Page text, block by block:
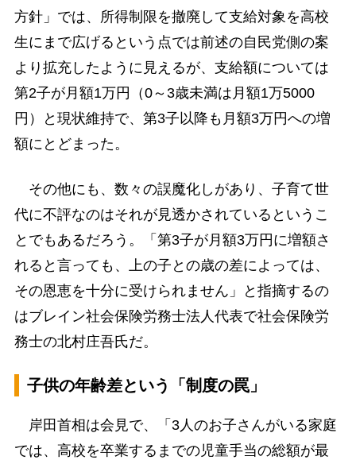
方針」では、所得制限を撤廃して支給対象を高校
生にまで広げるという点では前述の自民党側の案
より拡充したように見えるが、支給額については
第2子が月額1万円（0～3歳未満は月額1万5000
円）と現状維持で、第3子以降も月額3万円への増
額にとどまった。
その他にも、数々の誤魔化しがあり、子育て世
代に不評なのはそれが見透かされているというこ
とでもあるだろう。「第3子が月額3万円に増額さ
れると言っても、上の子との歳の差によっては、
その恩恵を十分に受けられません」と指摘するの
はブレイン社会保険労務士法人代表で社会保険労
務士の北村庄吾氏だ。
子供の年齢差という「制度の罠」
岸田首相は会見で、「3人のお子さんがいる家庭
では、高校を卒業するまでの児童手当の総額が最